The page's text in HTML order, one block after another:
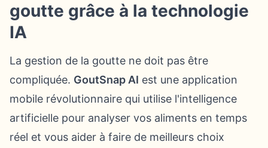
goutte grâce à la technologie
IA
La gestion de la goutte ne doit pas être
compliquée. GoutSnap AI est une application
mobile révolutionnaire qui utilise l'intelligence
artificielle pour analyser vos aliments en temps
réel et vous aider à faire de meilleurs choix